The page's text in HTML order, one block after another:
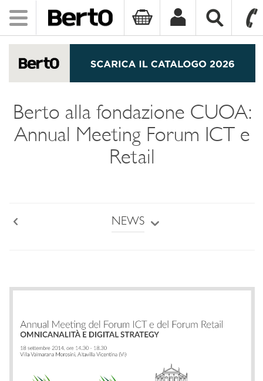
Toggle
navigation
Berto alla fondazione CUOA:
Annual Meeting Forum ICT e
Retail
NEWS